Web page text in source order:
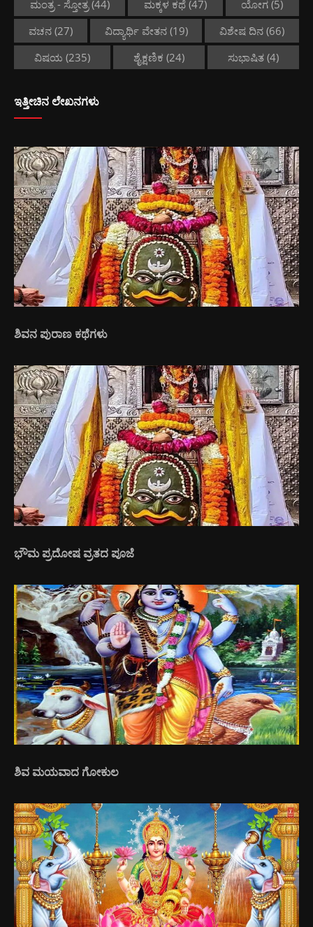
ಮಂತ್ರ - ಸ್ತೋತ್ರ(44) ಮಕ್ಕಳ ಕಥೆ(47) ಯೋಗ (5)
ವಚನ(27) ವಿದ್ಯಾರ್ಥಿ ವೇತನ(19) ವಿಶೇಷ ದಿನ (66)
ವಿಷಯ (235) ಶೈಕ್ಷಣಿಕ (24) ಸುಭಾಷಿತ (4)
ಇತ್ತೀಚಿನ ಲೇಖನಗಳು
ಶಿವನ ಪುರಾಣ ಕಥೆಗಳು
ಭೌಮ ಪ್ರದೋಷ ವ್ರತದ ಪೂಜೆ
ಶಿವ ಮಯವಾದ ಗೋಕುಲ